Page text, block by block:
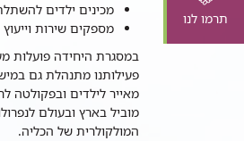
תרמו לנו
מכינים ילדים
מספקים שירות וייעוץ
במסגרת היחידה פועלות
פעילותנו מתנהלת גם
מוביל בארץ ובעולם
המולקולרית של הכליה.